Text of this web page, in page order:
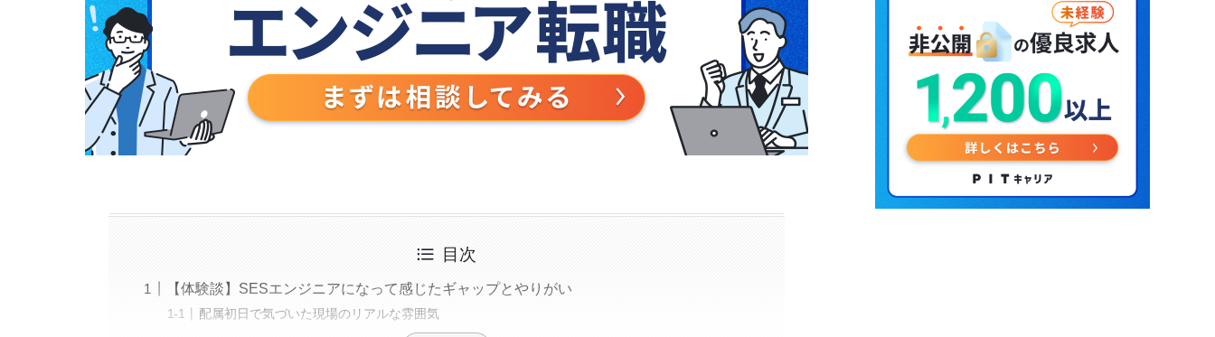
目次
【体験談】SESエンジニアになって感じたギャップとやりがい
配属初日で気づいた現場のリアルな雰囲気